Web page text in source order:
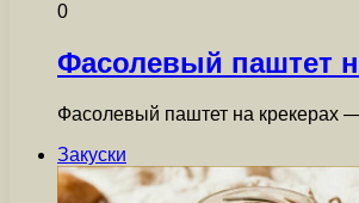
0
Фасолевый паштет
Фасолевый паштет на крекерах
Закуски